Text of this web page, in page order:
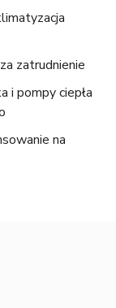
zatrudnienie
i pompy ciepła
na